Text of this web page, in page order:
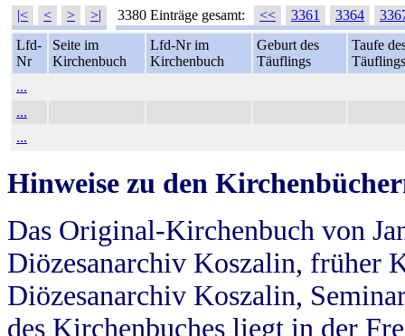
|< < > >| 3380 Einträge gesamt: << 3361 3364
Lfd-
Nr
Seite im
Kirchenbuch
Lfd-Nr im
Kirchenbuch
Geburt des
Täuflings
Taufe
Täuflings
...
...
...
Hinweise zu den
Das Original-Kirchenbuch von
Diözesanarchiv Koszalin, früher
Diözesanarchiv Koszalin,
des Kirchenbuches liegt in der